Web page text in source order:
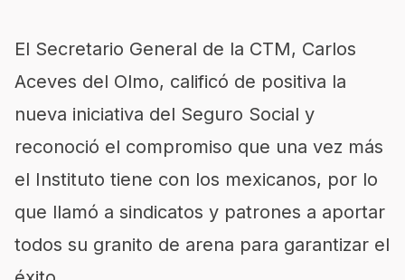
El Secretario General de la CTM, Carlos
Aceves del Olmo, calificó de positiva la
nueva iniciativa del Seguro Social y
reconoció el compromiso que una vez más
el Instituto tiene con los mexicanos, por lo
que llamó a sindicatos y patrones a aportar
todos su granito de arena para garantizar el